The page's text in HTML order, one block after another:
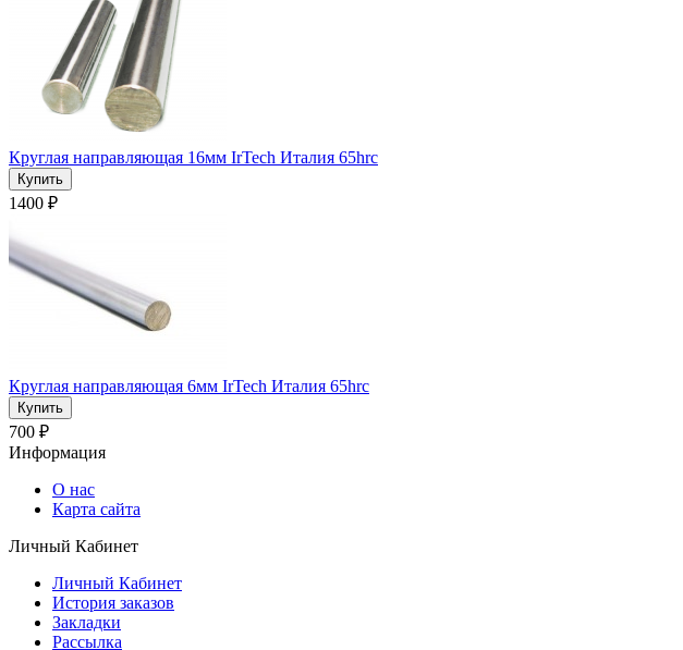
Круглая направляющая 16мм IrTech Италия 65hrc
1400 ₽
Круглая направляющая 6мм IrTech Италия 65hrc
700 ₽
Информация
О нас
Карта сайта
Личный Кабинет
Личный Кабинет
История заказов
Закладки
Рассылка